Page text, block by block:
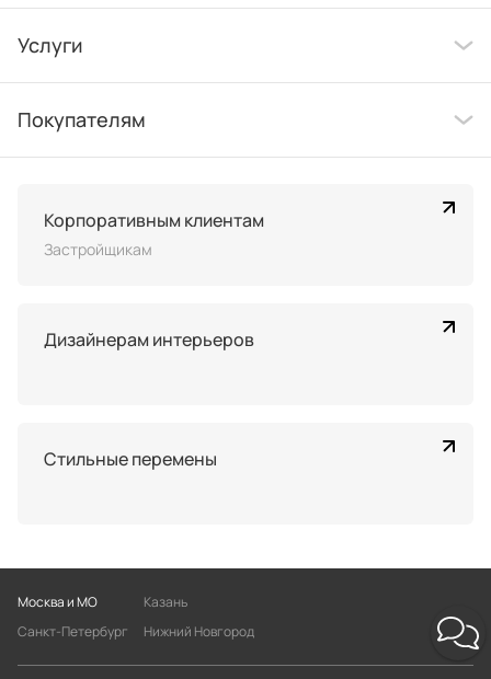
Услуги
Покупателям
Корпоративным клиентам
Застройщикам
Дизайнерам интерьеров
Стильные перемены
Москва и МО
Санкт-Петербург
Казань
Нижний Новгород